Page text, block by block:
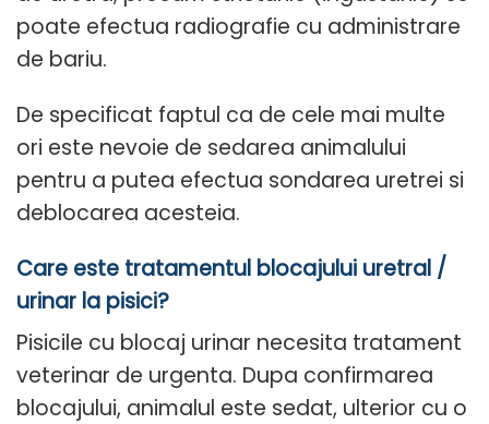
poate efectua radiografie cu administrare
de bariu.
De specificat faptul ca de cele mai multe
ori este nevoie de sedarea animalului
pentru a putea efectua sondarea uretrei si
deblocarea acesteia.
Care este tratamentul blocajului uretral /
urinar la pisici?
Pisicile cu blocaj urinar necesita tratament
veterinar de urgenta. Dupa confirmarea
blocajului, animalul este sedat, ulterior cu o